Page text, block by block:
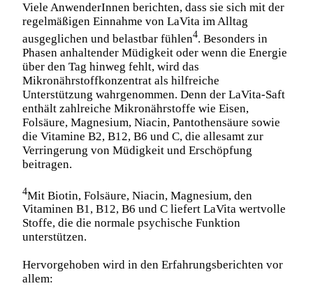
Viele AnwenderInnen berichten, dass sie sich mit der
regelmäßigen Einnahme von LaVita im Alltag
ausgeglichen und belastbar fühlen4. Besonders in
Phasen anhaltender Müdigkeit oder wenn die Energie
über den Tag hinweg fehlt, wird das
Mikronährstoffkonzentrat als hilfreiche
Unterstützung wahrgenommen. Denn der LaVita-Saft
enthält zahlreiche Mikronährstoffe wie Eisen,
Folsäure, Magnesium, Niacin, Pantothensäure sowie
die Vitamine B2, B12, B6 und C, die allesamt zur
Verringerung von Müdigkeit und Erschöpfung
beitragen.
4Mit Biotin, Folsäure, Niacin, Magnesium, den
Vitaminen B1, B12, B6 und C liefert LaVita wertvolle
Stoffe, die die normale psychische Funktion
unterstützen.
Hervorgehoben wird in den Erfahrungsberichten vor
allem: